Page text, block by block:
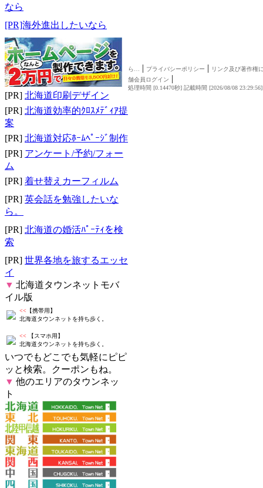
なら
[PR]海外進出したいなら
[PR] 北海道印刷デザイン
[PR] 北海道効率的ｸﾛｽﾒﾃﾞｨｱ提
案
[PR] 北海道対応ﾎｰﾑﾍﾟｰｼﾞ制作
[PR] アンケート/予約/フォー
ム
[PR] 着せ替えカーフィルム
[PR] 英会話を勉強したいな
ら。
[PR] 北海道の婚活ﾊﾟｰﾃｨを検
索
[PR] 世界各地を旅するエッセ
イ
▼ 北海道タウンネットモバ
イル版
<< 【携帯用】
北海道タウンネットを持ち歩く。
<< 【スマホ用】
北海道タウンネットを持ち歩く。
いつでもどこでも気軽にピピ
ッと検索。クーポンもね。
▼ 他のエリアのタウンネッ
ト
ら… | プライバシーポリシー |
リンク及び著作権
舗会員ログイン |
処理時間 [0.14470秒] 記載時間 [2026/08/08